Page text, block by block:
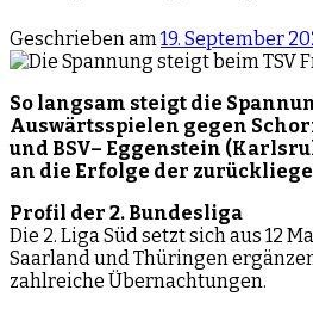
Geschrieben am 19. September
So langsam steigt die
Auswärtsspielen gegen
und BSV– Eggenstein
an die Erfolge der
Profil der 2. Bundesliga
Die 2. Liga Süd setzt sich aus 12
Saarland und Thüringen
zahlreiche Übernachtungen.